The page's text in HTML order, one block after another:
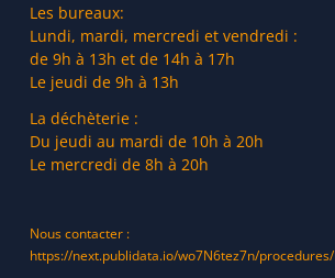
Les bureaux:
Lundi, mardi, mercredi et vendredi :
de 9h à 13h et de 14h à 17h
Le jeudi de 9h à 13h
La déchèterie :
Du jeudi au mardi de 10h à 20h
Le mercredi de 8h à 20h
Nous contacter :
https://next.publidata.io/wo7N6tez7n/procedures/